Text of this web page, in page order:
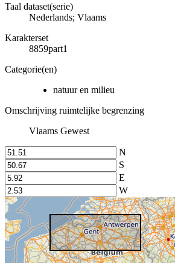
Taal dataset(serie)
Nederlands; Vlaams
Karakterset
8859part1
Categorie(en)
natuur en milieu
Omschrijving ruimtelijke begrenzing
Vlaams Gewest
N
S
E
W